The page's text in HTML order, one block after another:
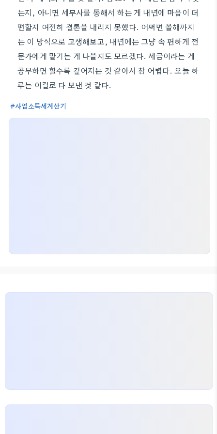
는지, 아니면 세무사를 통해서 하는 게 내년에 마음이 더
편할지 여전히 결론을 내리지 못했다. 어쩌면 올해까지
는 이 방식으로 고생해보고, 내년에는 그냥 속 편하게 전
문가에게 맡기는 게 나을지도 모르겠다. 세금이라는 게
공부하면 할수록 깊어지는 것 같아서 참 어렵다. 오늘 하
루는 이걸로 다 보낸 것 같다.
사업소득세계산기